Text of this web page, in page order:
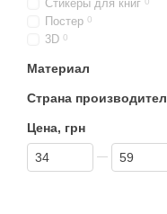
Стикеры для книг
Постер 0
3D 0
Материал
Страна
Цена, грн
От Цена, грн
До Цена, грн